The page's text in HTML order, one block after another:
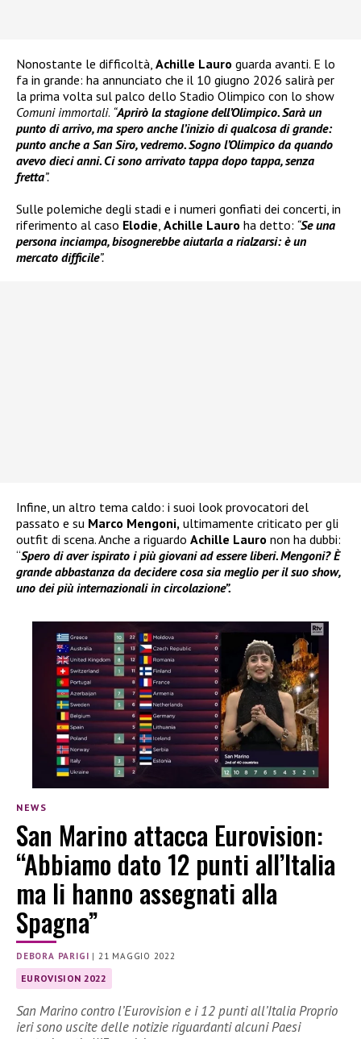
Nonostante le difficoltà, Achille Lauro guarda avanti. E lo
fa in grande: ha annunciato che il 10 giugno 2026 salirà per
la prima volta sul palco dello Stadio Olimpico con lo show
Comuni immortali. “Aprirò la stagione dell’Olimpico. Sarà un
punto di arrivo, ma spero anche l’inizio di qualcosa di grande:
punto anche a San Siro, vedremo. Sogno l’Olimpico da quando
avevo dieci anni. Ci sono arrivato tappa dopo tappa, senza
fretta”.
Sulle polemiche degli stadi e i numeri gonfiati dei concerti, in
riferimento al caso Elodie, Achille Lauro ha detto: “Se una
persona inciampa, bisognerebbe aiutarla a rialzarsi: è un
mercato difficile”.
Infine, un altro tema caldo: i suoi look provocatori del
passato e su Marco Mengoni, ultimamente criticato per gli
outfit di scena. Anche a riguardo Achille Lauro non ha dubbi:
“Spero di aver ispirato i più giovani ad essere liberi. Mengoni? È
grande abbastanza da decidere cosa sia meglio per il suo show,
uno dei più internazionali in circolazione”.
NEWS
San Marino attacca Eurovision:
“Abbiamo dato 12 punti all’Italia
ma li hanno assegnati alla
Spagna”
DEBORA PARIGI | 21 MAGGIO 2022
EUROVISION 2022
San Marino contro l’Eurovision e i 12 punti all’Italia Proprio
ieri sono uscite delle notizie riguardanti alcuni Paesi